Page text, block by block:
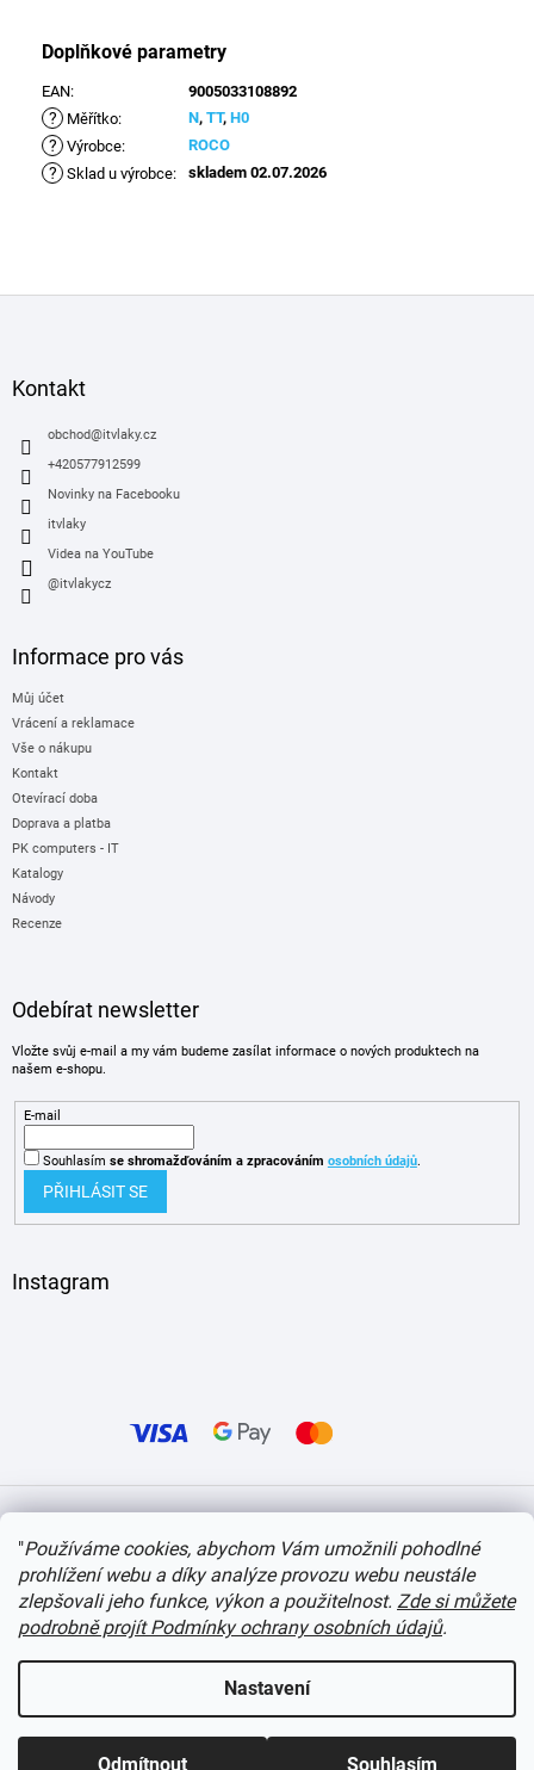
"Používáme cookies, abychom Vám umožnili pohodlné
prohlížení webu a díky analýze provozu webu neustále
zlepšovali jeho funkce, výkon a použitelnost. Zde si můžete
podrobně projít Podmínky ochrany osobních údajů.
Nastavení
Odmítnout Souhlasím
Doplňkové parametry
EAN: 9005033108892
? Měřítko: N, TT, H0
? Výrobce: ROCO
? Sklad u výrobce: skladem 02.07.2026
Kontakt
obchod@itvlaky.cz
+420577912599
Novinky na Facebooku
itvlaky
Videa na YouTube
@itvlakycz
Informace pro vás
Můj účet
Vrácení a reklamace
Vše o nákupu
Kontakt
Otevírací doba
Doprava a platba
PK computers - IT
Katalogy
Návody
Recenze
Odebírat newsletter
Vložte svůj e-mail a my vám budeme zasílat informace o nových produktech na
našem e-shopu.
E-mail
Souhlasím se shromažďováním a zpracováním osobních údajů.
PŘIHLÁSIT SE
Instagram
Copyright 2026 itvlaky.cz . Všechna práva vyhrazena. Upravit nastavení cookies